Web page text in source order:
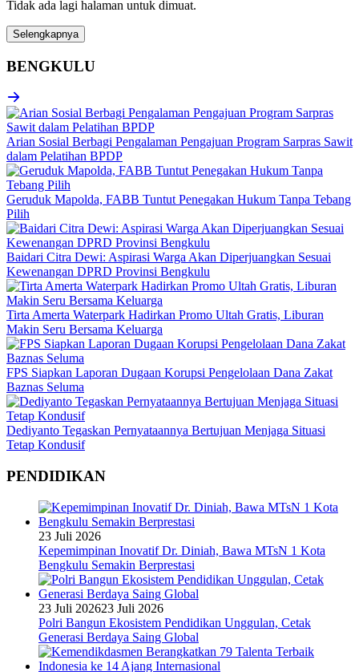
Tidak ada lagi halaman untuk dimuat.
Selengkapnya
BENGKULU
Arian Sosial Berbagi Pengalaman Pengajuan Program Sarpras Sawit
dalam Pelatihan BPDP
Geruduk Mapolda, FABB Tuntut Penegakan Hukum Tanpa Tebang
Pilih
Baidari Citra Dewi: Aspirasi Warga Akan Diperjuangkan Sesuai
Kewenangan DPRD Provinsi Bengkulu
Tirta Amerta Waterpark Hadirkan Promo Ultah Gratis, Liburan
Makin Seru Bersama Keluarga
FPS Siapkan Laporan Dugaan Korupsi Pengelolaan Dana Zakat
Baznas Seluma
Dediyanto Tegaskan Pernyataannya Bertujuan Menjaga Situasi
Tetap Kondusif
PENDIDIKAN
23 Juli 2026
Kepemimpinan Inovatif Dr. Diniah, Bawa MTsN 1 Kota
Bengkulu Semakin Berprestasi
23 Juli 202623 Juli 2026
Polri Bangun Ekosistem Pendidikan Unggulan, Cetak
Generasi Berdaya Saing Global